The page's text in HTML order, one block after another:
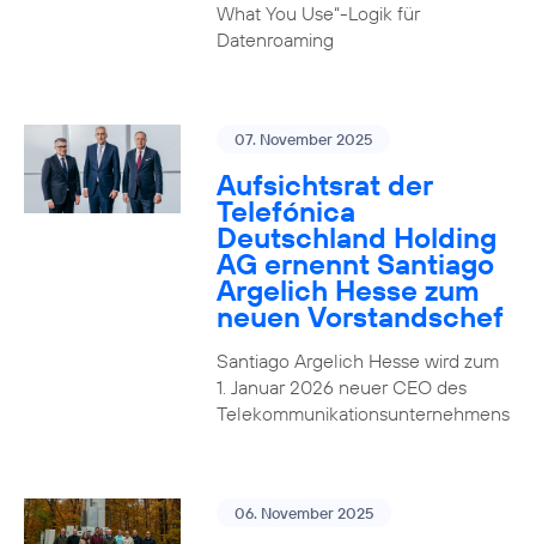
What You Use“-Logik für
Datenroaming
07. November 2025
Aufsichtsrat der
Telefónica
Deutschland Holding
AG ernennt Santiago
Argelich Hesse zum
neuen Vorstandschef
Santiago Argelich Hesse wird zum
1. Januar 2026 neuer CEO des
Telekommunikationsunternehmens
06. November 2025